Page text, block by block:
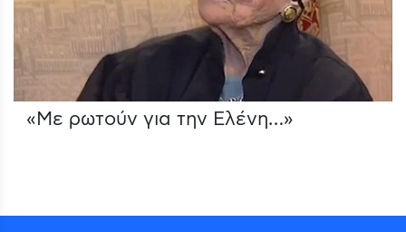
«Με ρωτούν για την Ελένη…»